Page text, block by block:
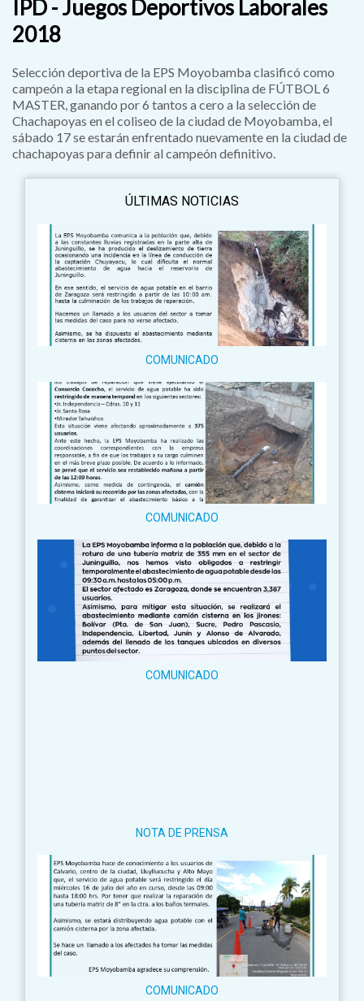
IPD - Juegos Deportivos Laborales
2018
Selección deportiva de la EPS Moyobamba clasificó como
campeón a la etapa regional en la disciplina de FÚTBOL 6
MASTER, ganando por 6 tantos a cero a la selección de
Chachapoyas en el coliseo de la ciudad de Moyobamba, el
sábado 17 se estarán enfrentado nuevamente en la ciudad de
chachapoyas para definir al campeón definitivo.
ÚLTIMAS NOTICIAS
COMUNICADO
COMUNICADO
COMUNICADO
NOTA DE PRENSA
COMUNICADO